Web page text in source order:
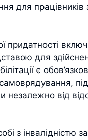
для працівників
для
є
незалежно від
з інвалідністю